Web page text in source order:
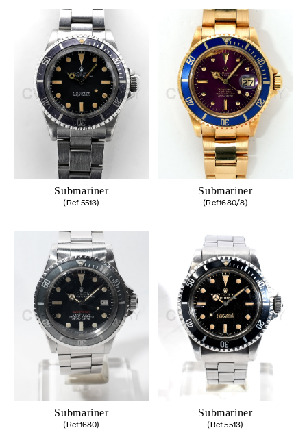
Submariner
(Ref.5513)
Submariner
(Ref.1680/8)
Submariner
(Ref.1680)
Submariner
(Ref.5513)